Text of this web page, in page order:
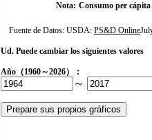
Nota: Consumo per cápita
Fuente de Datos: USDA: PS&D Online
Ud. Puede cambiar los siguientes valores
Año（1960～2026）：
～